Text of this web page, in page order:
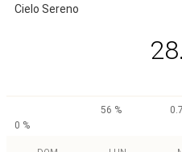
Cielo Sereno
56 %
0 %